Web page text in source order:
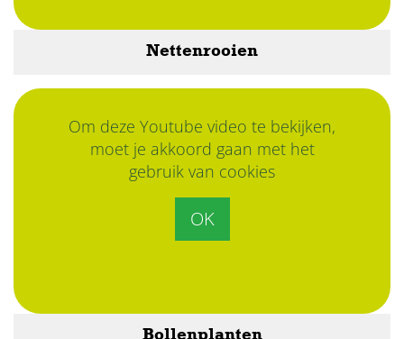
Nettenrooien
Om deze Youtube video te bekijken,
moet je akkoord gaan met het
gebruik van cookies
OK